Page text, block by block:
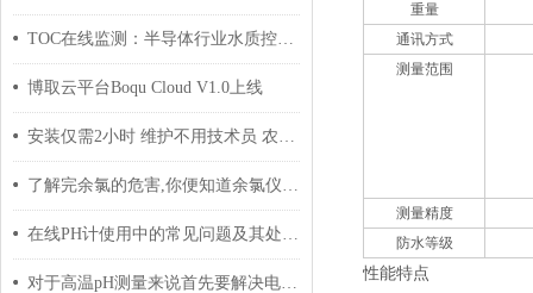
TOC在线监测：半导体行业水质控制的关键
博取云平台Boqu Cloud V1.0上线
安装仅需2小时 维护不用技术员 农村饮水工程的CLG-2060实践
了解完余氯的危害,你便知道余氯仪运用的重要性
在线PH计使用中的常见问题及其处理技巧
对于高温pH测量来说首先要解决电极抗侵蚀的问题
重量
通讯方式
测量范围
测量精度
防水等级
性能特点